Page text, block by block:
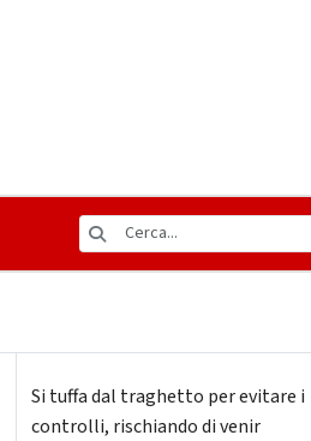
Si tuffa dal traghetto per evitare i
controlli, rischiando di venir